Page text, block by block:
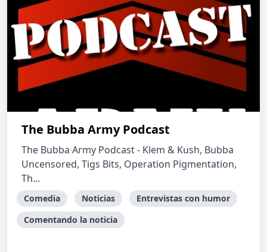
The Bubba Army Podcast
The Bubba Army Podcast - Klem & Kush, Bubba
Uncensored, Tigs Bits, Operation Pigmentation,
Th...
Comedia Noticias
Entrevistas con humor
Comentando la noticia